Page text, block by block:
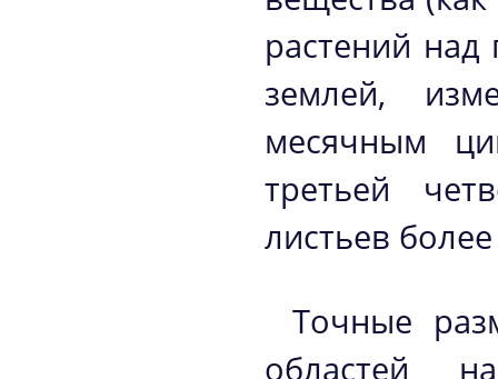
растений
землей,
месячным
третьей
листьев
Точные
областей